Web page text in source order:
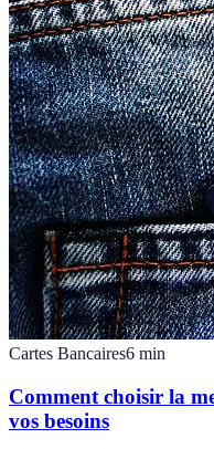
Cartes Bancaires6 min
Comment choisir la
vos besoins